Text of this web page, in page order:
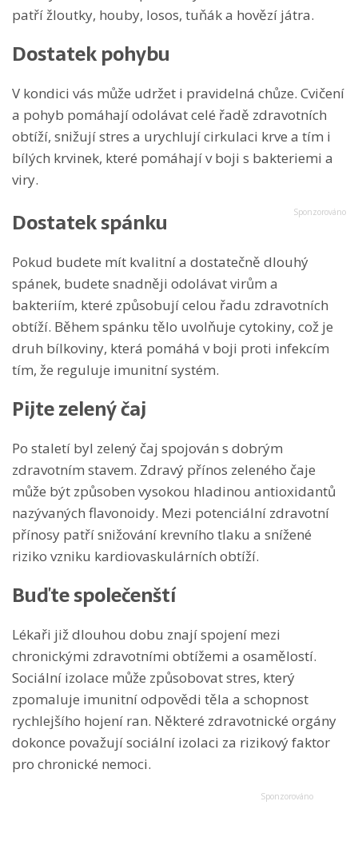
patří žloutky, houby, losos, tuňák a hovězí játra.
Dostatek pohybu
V kondici vás může udržet i pravidelná chůze. Cvičení
a pohyb pomáhají odolávat celé řadě zdravotních
obtíží, snižují stres a urychlují cirkulaci krve a tím i
bílých krvinek, které pomáhají v boji s bakteriemi a
viry.
Dostatek spánku
Pokud budete mít kvalitní a dostatečně dlouhý
spánek, budete snadněji odolávat virům a
bakteriím, které způsobují celou řadu zdravotních
obtíží. Během spánku tělo uvolňuje cytokiny, což je
druh bílkoviny, která pomáhá v boji proti infekcím
tím, že reguluje imunitní systém.
Pijte zelený čaj
Po staletí byl zelený čaj spojován s dobrým
zdravotním stavem. Zdravý přínos zeleného čaje
může být způsoben vysokou hladinou antioxidantů
nazývaných flavonoidy. Mezi potenciální zdravotní
přínosy patří snižování krevního tlaku a snížené
riziko vzniku kardiovaskulárních obtíží.
Buďte společenští
Lékaři již dlouhou dobu znají spojení mezi
chronickými zdravotními obtížemi a osamělostí.
Sociální izolace může způsobovat stres, který
zpomaluje imunitní odpovědi těla a schopnost
rychlejšího hojení ran. Některé zdravotnické orgány
dokonce považují sociální izolaci za rizikový faktor
pro chronické nemoci.